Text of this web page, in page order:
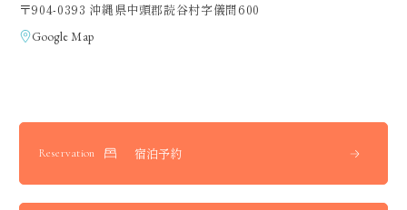
〒904-0393 沖縄県中頭郡読谷村字儀間600
Google Map
Reservation 宿泊予約